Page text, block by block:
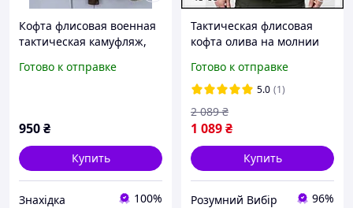
Кофта флисовая военная
тактическая камуфляж,
Готово к отправке
950₴
Купить
Знахідка 100%
Тактическая флисовая
кофта олива на молнии
мужская флиска хаки с
липучками кофта ЗСУ Р/В
Готово к отправке
5.0 (1)
1 089₴
2 089 ₴
Купить
Розумний Вибір 96%